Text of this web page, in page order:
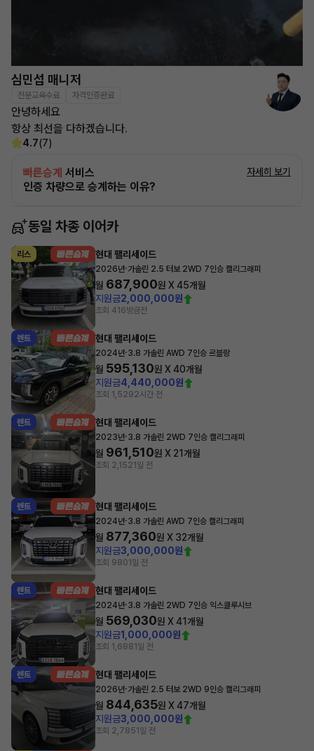
심민섭 매니저
전문교육수료 자격인증완료
안녕하세요
항상 최선을 다하겠습니다.
4.7(7)
빠른승계 서비스
인증 차량으로 승계하는 이유?
자세히 보기
동일 차종 이어카
리스 현대 팰리세이드
2026년·가솔린 2.5 터보 2WD 7인승 캘리그래피
월 687,900원 X45개월
지원금2,000,000원
조회 416방금전
렌트 현대 팰리세이드
2024년·3.8 가솔린 AWD 7인승 르블랑
월 595,130원 X40개월
지원금4,440,000원
조회 1,5292시간 전
렌트 현대 팰리세이드
2023년·3.8 가솔린 2WD 7인승 캘리그래피
월 961,510원 X 21개월
조회 2,1521일 전
렌트 현대 팰리세이드
2024년·3.8 가솔린 AWD 7인승 캘리그래피
월 877,360원 X 32개월
지원금3,000,000원
조회 9801일 전
렌트 현대 팰리세이드
2024년·3.8 가솔린 2WD 7인승 익스클루시브
월 569,030원 X41개월
지원금1,000,000원
조회 1,6881일 전
렌트 현대 팰리세이드
2026년·가솔린 2.5 터보 2WD 9인승 캘리그래피
월 844,635원 X47개월
지원금3,000,000원
조회 2,7851일 전